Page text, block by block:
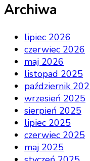
Archiwa
lipiec 2026
czerwiec 2026
maj 2026
listopad 2025
październik
wrzesień 2025
sierpień 2025
lipiec 2025
czerwiec 2025
maj 2025